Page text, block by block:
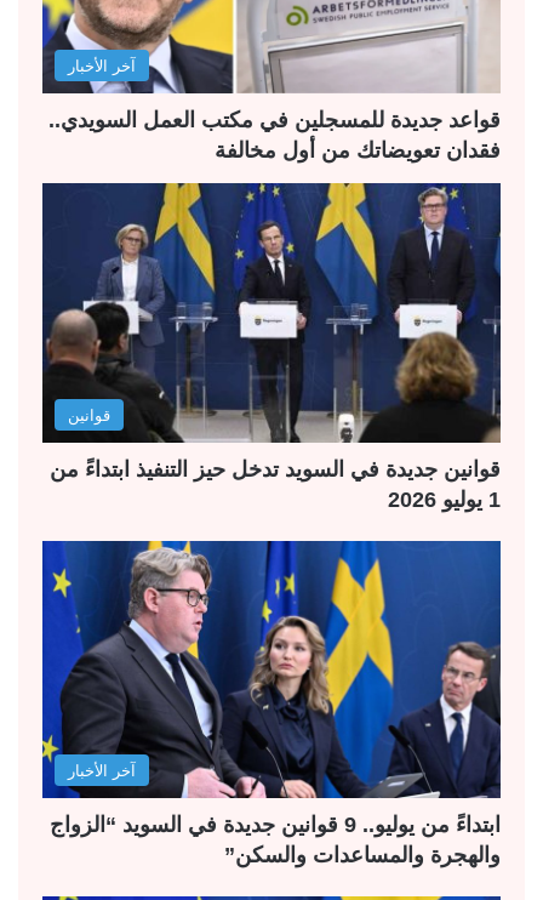
ة
ل
ي
آخر الأخبار
قواعد جديدة للمسجلين في مكتب العمل السويدي..
فقدان تعويضاتك من أول مخالفة
قوانين
قوانين جديدة في السويد تدخل حيز التنفيذ ابتداءً من
1 يوليو 2026
آخر الأخبار
ابتداءً من يوليو.. 9 قوانين جديدة في السويد “الزواج
والهجرة والمساعدات والسكن”